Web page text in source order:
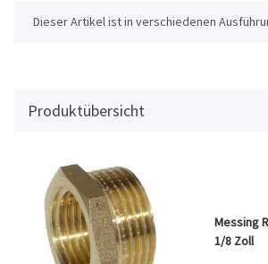
x
Dieser Artikel ist in verschiedenen
Produktübersicht
Messing
1/8 Zoll